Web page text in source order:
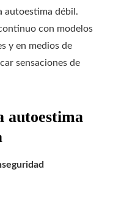
autoestima débil.
con modelos
y en medios de
sensaciones de
autoestima